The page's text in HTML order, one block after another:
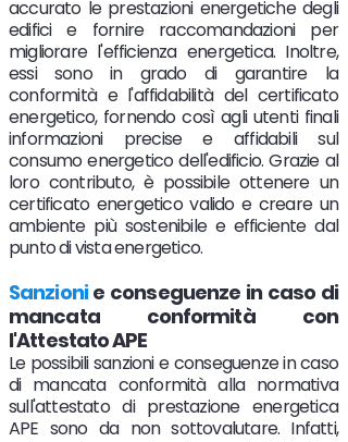
accurato le prestazioni energetiche degli
edifici e fornire raccomandazioni per
migliorare l'efficienza energetica. Inoltre,
essi sono in grado di garantire la
conformità e l'affidabilità del certificato
energetico, fornendo così agli utenti finali
informazioni precise e affidabili sul
consumo energetico dell'edificio. Grazie al
loro contributo, è possibile ottenere un
certificato energetico valido e creare un
ambiente più sostenibile e efficiente dal
punto di vista energetico.
Sanzionie conseguenze in caso di
mancata conformità con
l'Attestato APE
Le possibili sanzioni e conseguenze in caso
di mancata conformità alla normativa
sull'attestato di prestazione energetica
APE sono da non sottovalutare. Infatti,